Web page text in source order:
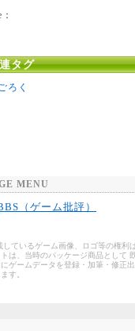
タグ
ろく
MENU
（ゲーム批評）
ているゲーム画像、ロゴ等の権利
は、当時のパッケージ商品として
にゲームデータを登録・加筆・修正
す。